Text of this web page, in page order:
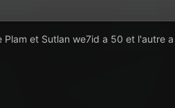
et Sutlan we7id a 50 et l'autre